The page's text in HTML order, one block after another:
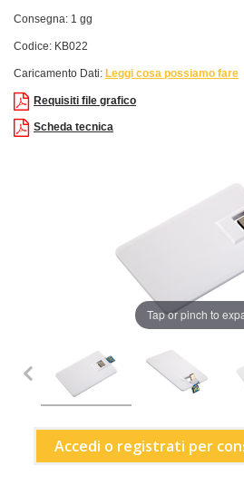
Tap or pinch to
Consegna: 1 gg
Codice: KB022
Caricamento Dati: Leggi cosa possiamo fare
Requisiti file grafico
Scheda tecnica
Accedi o registrati per